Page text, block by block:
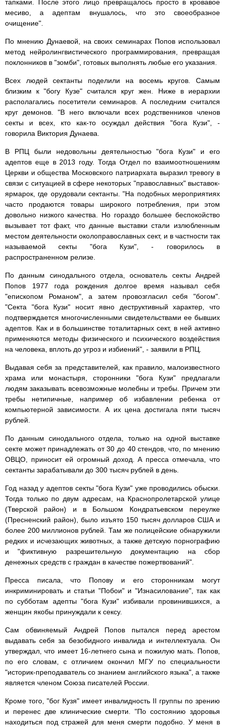
тапками. После этого лицо превращалось просто в кровавое
месиво, а адептам внушалось, что это своеобразное
очищение".
По мнению Дунаевой, на своих семинарах Попов использовал
метод нейролингвистического программирования, превращая
поклонников в "зомби", готовых выполнять любые его указания.
Всех людей сектанты поделили на восемь кругов. Самым
близким к "богу Кузе" считался круг жен. Ниже в иерархии
располагались посетители семинаров. А последним считался
круг демонов. "В него включали всех родственников членов
секты и всех, кто как-то осуждал действия "бога Кузи", -
говорила Виктория Дунаева.
В РПЦ были недовольны деятельностью "бога Кузи" и его
адептов еще в 2013 году. Тогда Отдел по взаимоотношениям
Церкви и общества Московского патриархата выразил тревогу в
связи с ситуацией в сфере некоторых "православных" выставок-
ярмарок, где орудовали сектанты. "На подобных мероприятиях
часто продаются товары широкого потребления, при этом
довольно низкого качества. Но гораздо большее беспокойство
вызывает тот факт, что данные выставки стали излюбленным
местом деятельности околоправославных сект, и в частности так
называемой секты "бога Кузи", - говорилось в
распространенном релизе.
По данным синодального отдела, основатель секты Андрей
Попов 1977 года рождения долгое время называл себя
"епископом Романом", а затем провозгласил себя "богом".
"Секта "бога Кузи" носит явно деструктивный характер, что
подтверждается многочисленными свидетельствами ее бывших
адептов. Как и в большинстве тоталитарных сект, в ней активно
применяются методы физического и психического воздействия
на человека, вплоть до угроз и избиений", - заявили в РПЦ.
Выдавая себя за представителей, как правило, малоизвестного
храма или монастыря, сторонники "бога Кузи" предлагали
людям заказывать всевозможные молебны и требы. Причем эти
требы нетипичные, например об избавлении ребенка от
компьютерной зависимости. А их цена достигала пяти тысяч
рублей.
По данным синодального отдела, только на одной выставке
секте может принадлежать от 30 до 40 стендов, что, по мнению
ОВЦО, приносит ей огромный доход. А пресса отмечала, что
сектанты зарабатывали до 300 тысяч рублей в день.
Год назад у адептов секты "бога Кузи" уже проводились обыски.
Тогда только по двум адресам, на Краснопролетарской улице
(Тверской район) и в Большом Кондратьевском переулке
(Пресненский район), было изъято 150 тысяч долларов США и
более 200 миллионов рублей. Там же полицейские обнаружили
редких и исчезающих животных, а также детскую порнографию
и "фиктивную разрешительную документацию на сбор
денежных средств с граждан в качестве пожертвований".
Пресса писала, что Попову и его сторонникам могут
инкриминировать и статьи "Побои" и "Изнасилование", так как
по субботам адепты "бога Кузи" избивали провинившихся, а
женщин якобы принуждали к сексу.
Сам обвиняемый Андрей Попов пытался перед арестом
выдавать себя за безобидного инвалида и интеллектуала. Он
утверждал, что имеет 16-летнего сына и пожилую мать. Попов,
по его словам, с отличием окончил МГУ по специальности
"историк-преподаватель со знанием английского языка", а также
является членом Союза писателей России.
Кроме того, "бог Кузя" имеет инвалидность II группы по зрению
и перенес две клинические смерти. "По состоянию здоровья
находиться под стражей для меня смерти подобно. У меня в